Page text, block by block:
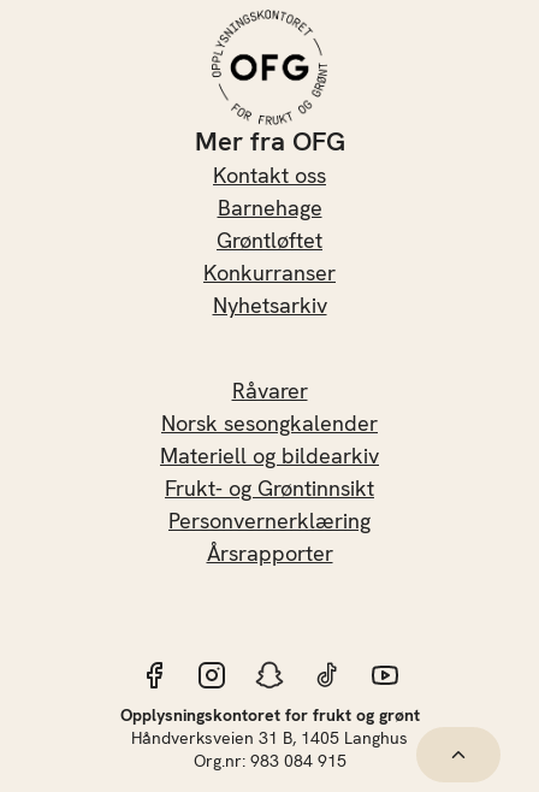
Mer fra OFG
Kontakt oss
Barnehage
Grøntløftet
Konkurranser
Nyhetsarkiv
Råvarer
Norsk sesongkalender
Materiell og bildearkiv
Frukt- og Grøntinnsikt
Personvernerklæring
Årsrapporter
Opplysningskontoret for frukt og grønt
Håndverksveien 31 B, 1405 Langhus
Org.nr: 983 084 915
Hopp til